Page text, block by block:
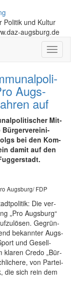
Politik und Kultur
augsburg.de
Toggle
Augs­
auf
Mit­
Bür­ger­ver­ein­i­
bei den Kom­
da­mit auf den
Augsburg/ FDP
Die ver­
„Pro Augs­burg“
Ge­grün­
be­kann­ter Augs­
und Ge­sell­
kla­ren Cre­do „Bür­
von Par­tei­
die sich rein dem